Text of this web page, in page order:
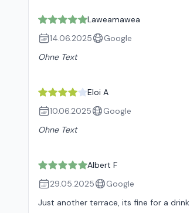
Laweamawea
14.06.2025
Google
Ohne Text
Eloi A
10.06.2025
Google
Ohne Text
Albert F
29.05.2025
Google
Just another terrace, its fine for a drink